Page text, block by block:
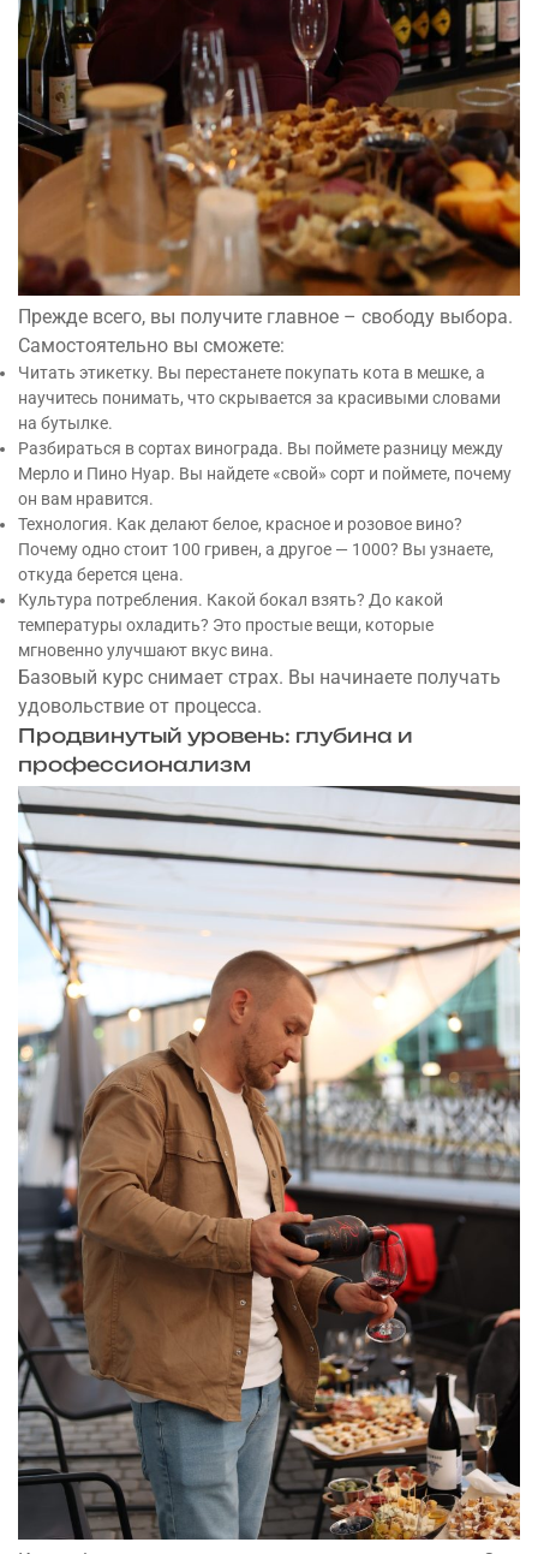
Прежде всего, вы получите главное – свободу выбора.
Самостоятельно вы сможете:
Читать этикетку. Вы перестанете покупать кота в мешке, а
научитесь понимать, что скрывается за красивыми словами
на бутылке.
Разбираться в сортах винограда. Вы поймете разницу между
Мерло и Пино Нуар. Вы найдете «свой» сорт и поймете, почему
он вам нравится.
Технология. Как делают белое, красное и розовое вино?
Почему одно стоит 100 гривен, а другое — 1000? Вы узнаете,
откуда берется цена.
Культура потребления. Какой бокал взять? До какой
температуры охладить? Это простые вещи, которые
мгновенно улучшают вкус вина.
Базовый курс снимает страх. Вы начинаете получать
удовольствие от процесса.
Продвинутый уровень: глубина и
профессионализм